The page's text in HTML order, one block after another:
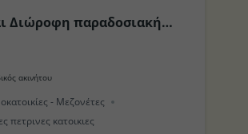
Διώροφη παραδοσιακή
στο Νησί της Νισύρου
ακινήτου
- Μεζονέτες
πετρινες κατοικιες